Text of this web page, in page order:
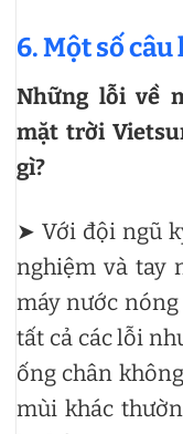
6. Một số
Những lỗi về
mặt trời
gì?
➤ Với đội ngũ
nghiệm và tay
máy nước
tất cả các lỗi
ống chân
mùi khác